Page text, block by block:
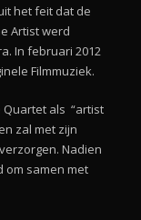
het feit dat de
Artist werd
In februari 2012
Filmmuziek.
Quartet als “artist
zal met zijn
Nadien
om samen met